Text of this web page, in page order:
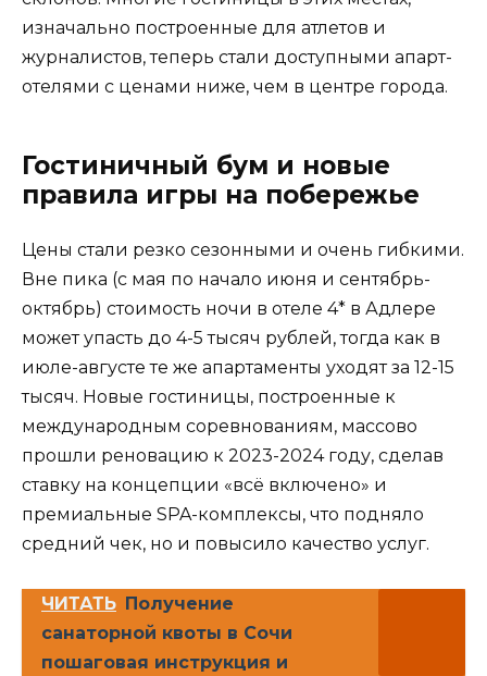
изначально построенные для атлетов и
журналистов, теперь стали доступными апарт-
отелями с ценами ниже, чем в центре города.
Гостиничный бум и новые
правила игры на побережье
Цены стали резко сезонными и очень гибкими.
Вне пика (с мая по начало июня и сентябрь-
октябрь) стоимость ночи в отеле 4* в Адлере
может упасть до 4-5 тысяч рублей, тогда как в
июле-августе те же апартаменты уходят за 12-15
тысяч. Новые гостиницы, построенные к
международным соревнованиям, массово
прошли реновацию к 2023-2024 году, сделав
ставку на концепции «всё включено» и
премиальные SPA-комплексы, что подняло
средний чек, но и повысило качество услуг.
ЧИТАТЬ Получение
санаторной квоты в Сочи
пошаговая инструкция и